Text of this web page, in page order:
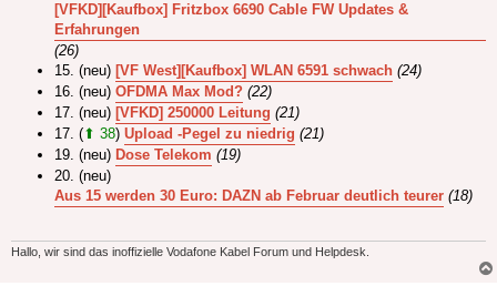
[VFKD][Kaufbox] Fritzbox 6690 Cable FW Updates &
Erfahrungen
(26)
15. (neu) [VF West][Kaufbox] WLAN 6591 schwach (24)
16. (neu) OFDMA Max Mod? (22)
17. (neu) [VFKD] 250000 Leitung (21)
17. (⬆ 38) Upload -Pegel zu niedrig (21)
19. (neu) Dose Telekom (19)
20. (neu)
Aus 15 werden 30 Euro: DAZN ab Februar deutlich teurer (18)
Hallo, wir sind das inoffizielle Vodafone Kabel Forum und Helpdesk.